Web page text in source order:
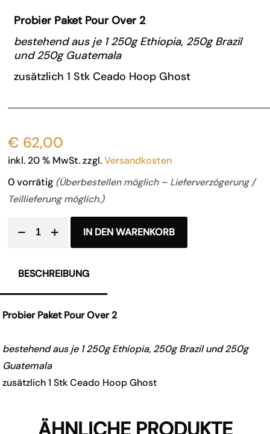
Probier Paket Pour Over 2
bestehend aus je 1 250g Ethiopia, 250g Brazil
und 250g Guatemala
zusätzlich 1 Stk Ceado Hoop Ghost
€ 62,00
inkl. 20 % MwSt. zzgl.Versandkosten
0 vorrätig (Überbestellen möglich – Lieferverzögerung /
Teillieferung möglich.)
IN DEN WARENKORB
BESCHREIBUNG
Probier Paket Pour Over 2
bestehend aus je 1 250g Ethiopia, 250g Brazil und 250g
Guatemala
zusätzlich 1 Stk Ceado Hoop Ghost